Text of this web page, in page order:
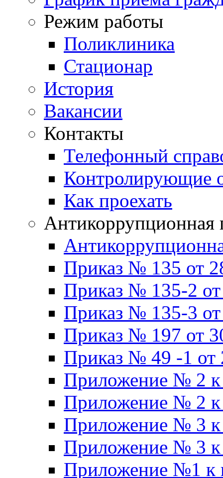
Режим работы
Поликлиника
Стационар
История
Вакансии
Контакты
Телефонный
Контролирующие
Как проехать
Антикоррупционная
Приказ № 135 от
Приказ № 135-2
Приказ № 135-3
Приказ № 197 от
Приказ № 49 -1 от
Приложение № 2 к
Приложение № 2 к
Приложение № 3 к
Приложение № 3 к
Приложение №1 к